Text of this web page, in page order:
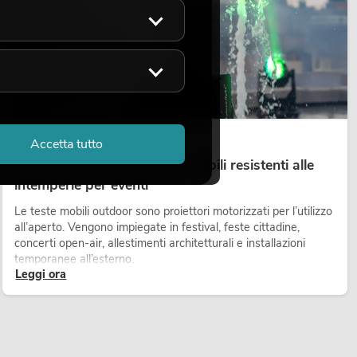
14.05.2026
Teste mobili outdoor: teste mobili resistenti alle
intemperie per eventi
Le teste mobili outdoor sono proiettori motorizzati per l’utilizzo
all’aperto. Vengono impiegate in festival, feste cittadine,
concerti open-air, allestimenti architetturali e installazioni
temporanee all’esterno.
Leggi ora
Accetta tutto